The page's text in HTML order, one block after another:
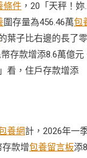
條件 ，20「天秤！妳
圍存量為456.46萬包
葉子比右邊的長了
存款增添8.6萬億元
看，住戶存款增添
養網計，2026年一
款增包養留言板添